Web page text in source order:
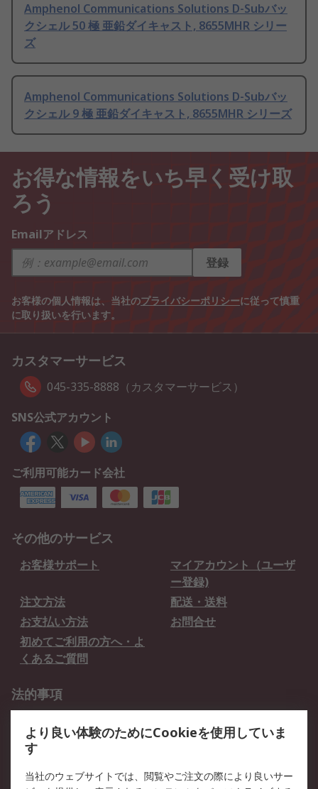
Amphenol Communications Solutions D-Subバッ
クシェル 50 極 亜鉛ダイキャスト, 8655MHR シリー
ズ
Amphenol Communications Solutions D-Subバッ
クシェル 9 極 亜鉛ダイキャスト, 8655MHR シリーズ
お得な情報をいち早く受け取
ろう
Emailアドレス
登録
お客様の個人情報は、当社のプライバシーポリシーに従って慎重
に取り扱いを行います。
カスタマーサービス
045-335-8888（カスタマーサービス）
SNS公式アカウント
ご利用可能カード会社
その他のサービス
お客様サポート
マイアカウント（ユーザ
ー登録)
注文方法
配送・送料
お支払い方法
お問合せ
初めてご利用の方へ・よ
くあるご質問
法的事項
クッキーポリシー
RSについて
より良い体験のためにCookieを使用していま
す
当社のウェブサイトでは、閲覧やご注文の際により良いサー